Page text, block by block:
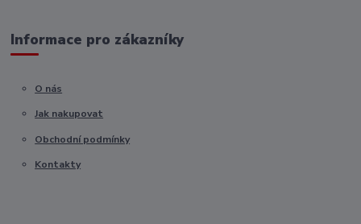
Informace pro zákazníky
O nás
Jak nakupovat
Obchodní podmínky
Kontakty